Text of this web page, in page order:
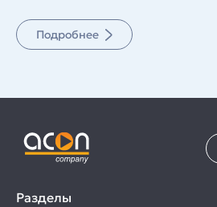
Подробнее
Разделы